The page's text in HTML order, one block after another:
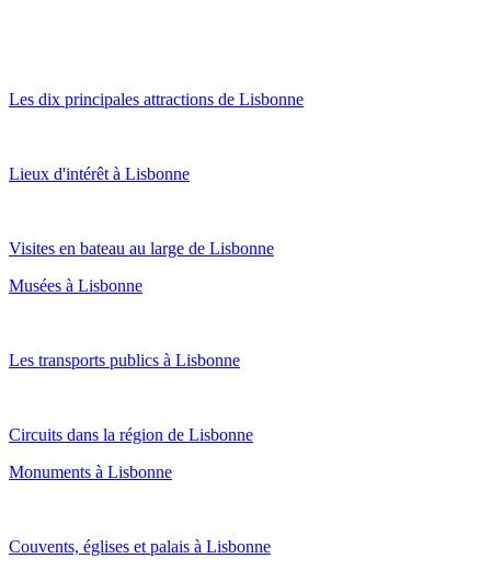
Les dix principales attractions de Lisbonne
Lieux d'intérêt à Lisbonne
Visites en bateau au large de Lisbonne
Musées à Lisbonne
Les transports publics à Lisbonne
Circuits dans la région de Lisbonne
Monuments à Lisbonne
Couvents, églises et palais à Lisbonne